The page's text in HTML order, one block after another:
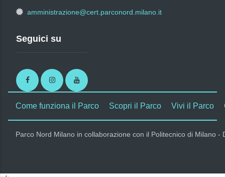
amministrazione@cert.parconord.milano.it
Seguici su
FacebookInstagramYoutube
Come funziona il Parco Scopri il Parco Vivi il Parco
Parco Nord Milano in collaborazione con il Politecnico di Milano